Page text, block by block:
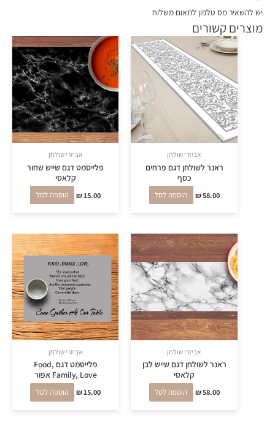
יש להשאיר מס טלפון לתאום משלוח
מוצרים קשורים
אביזרי שולחן
ראנר לשולחן דגם פרחים
כסף
₪58.00 הוספה לסל
אביזרי שולחן
פלייסמט דגם שייש שחור
קלאסי
₪15.00 הוספה לסל
אביזרי שולחן
ראנר לשולחן דגם שייש לבן
קלאסי
₪58.00 הוספה לסל
אביזרי שולחן
פלייסמט דגם Food,
Family, Love אפור
₪15.00 הוספה לסל